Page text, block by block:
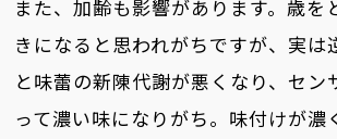
また、加齢も影響があります。歳を
きになると思われがちですが、実は
と味蕾の新陳代謝が悪くなり、セン
って濃い味になりがち。味付けが濃